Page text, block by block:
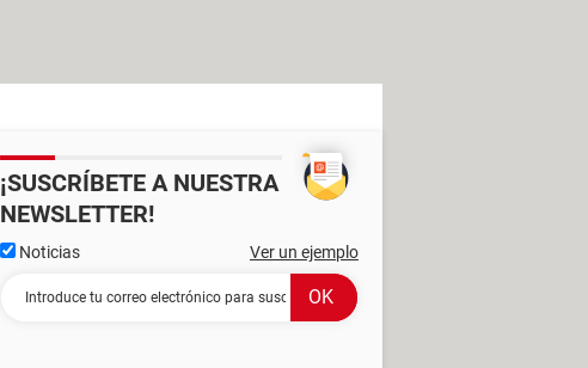
¡SUSCRÍBETE A NUESTRA
NEWSLETTER!
Noticias Ver un ejemplo